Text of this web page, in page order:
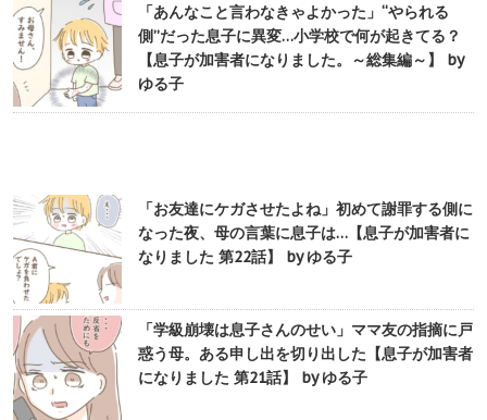
「あんなこと言わなきゃよかった」“やられる
側”だった息子に異変…小学校で何が起きてる？
【息子が加害者になりました。～総集編～】 by
ゆる子
「お友達にケガさせたよね」初めて謝罪する側に
なった夜、母の言葉に息子は…【息子が加害者に
なりました 第22話】 by ゆる子
「学級崩壊は息子さんのせい」ママ友の指摘に戸
惑う母。ある申し出を切り出した【息子が加害者
になりました 第21話】 by ゆる子